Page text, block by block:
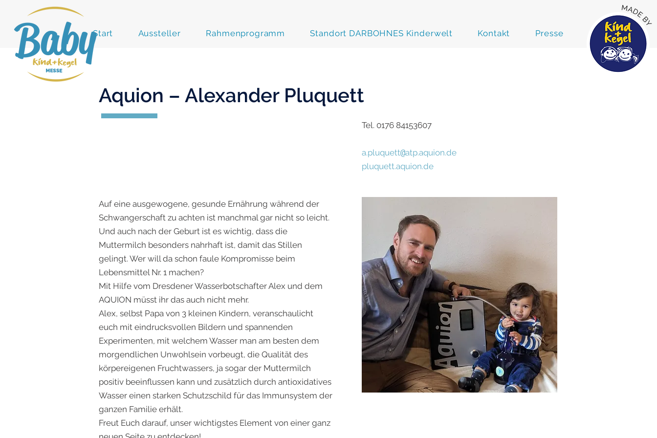
Start Aussteller Rahmenprogramm Standort DARBOHNES Kinderwelt Kontakt Presse
Aquion – Alexander Pluquett
Tel. 0176 84153607
a.pluquett@atp.aquion.de
pluquett.aquion.de
Auf eine ausgewogene, gesunde Ernährung während der
Schwangerschaft zu achten ist manchmal gar nicht so leicht.
Und auch nach der Geburt ist es wichtig, dass die
Muttermilch besonders nahrhaft ist, damit das Stillen
gelingt. Wer will da schon faule Kompromisse beim
Lebensmittel Nr. 1 machen?
Mit Hilfe vom Dresdener Wasserbotschafter Alex und dem
AQUION müsst ihr das auch nicht mehr.
Alex, selbst Papa von 3 kleinen Kindern, veranschaulicht
euch mit eindrucksvollen Bildern und spannenden
Experimenten, mit welchem Wasser man am besten dem
morgendlichen Unwohlsein vorbeugt, die Qualität des
körpereigenen Fruchtwassers, ja sogar der Muttermilch
positiv beeinflussen kann und zusätzlich durch antioxidatives
Wasser einen starken Schutzschild für das Immunsystem der
ganzen Familie erhält.
Freut Euch darauf, unser wichtigstes Element von einer ganz